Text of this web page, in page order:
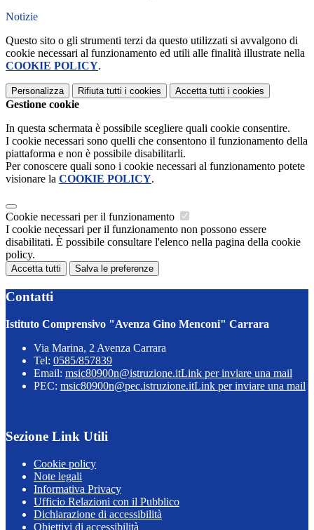
Notizie
Questo sito o gli strumenti terzi da questo utilizzati si avvalgono di
cookie necessari al funzionamento ed utili alle finalità illustrate nella
COOKIE POLICY.
Personalizza Rifiuta tutti i cookies Accetta tutti i cookies
Gestione cookie
In questa schermata è possibile scegliere quali cookie consentire.
I cookie necessari sono quelli che consentono il funzionamento della
piattaforma e non è possibile disabilitarli.
Per conoscere quali sono i cookie necessari al funzionamento potete
visionare la COOKIE POLICY.
Cookie necessari per il funzionamento
I cookie necessari per il funzionamento non possono essere
disabilitati. È possibile consultare l'elenco nella pagina della cookie
policy.
Accetta tutti Salva le preferenze
Contatti
Istituto Comprensivo "Avenza Gino Menconi" Carrara
Via Marina, 2 Avenza Carrara
Tel: 0585/857839
Email: msic80900n@istruzione.itLink per inviare una mail
PEC: msic80900n@pec.istruzione.itLink per inviare una mail
Sezione Link Utili
Cookie policy
Note legali
Informativa Privacy
Ufficio Relazioni con il Pubblico
Dichiarazione di accessibilità
Obiettivi di accessibilità